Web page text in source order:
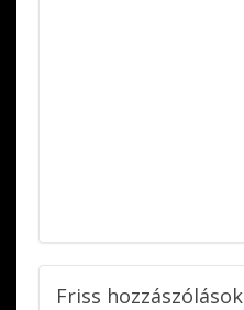
Friss hozzászólások